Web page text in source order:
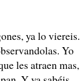
ya lo viereis.
Yo
les atraen mas,